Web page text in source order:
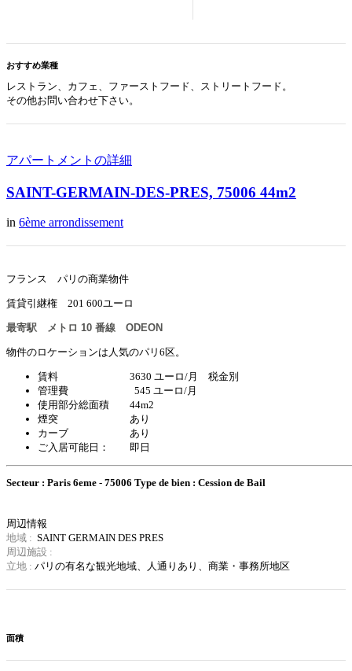
おすすめ業種
レストラン、カフェ、ファーストフード、ストリートフード 。
その他お問い合わせ下さい。
アパートメントの詳細
SAINT-GERMAIN-DES-PRES, 75006 44m2
in 6ème arrondissement
フランス パリの商業物件
賃貸引継権 201 600ユーロ
最寄駅 メトロ 10 番線 ODEON
物件のロケーションは人気のパリ6区。
賃料 3630 ユーロ/月 税金別
管理費 545 ユーロ/月
使用部分総面積 44m2
煙突 あり
カーブ あり
ご入居可能日： 即日
Secteur : Paris 6eme - 75006 Type de bien : Cession de Bail
周辺情報
地域 : SAINT GERMAIN DES PRES
周辺施設 :
立地 : パリの有名な観光地域、 人通りあり、商業・事務所地区
面積